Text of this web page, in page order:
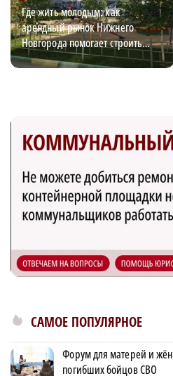
Где жить молодым: как
арендный рынок Нижнего
Новгорода помогает строить
карьеру
САМОЕ ПОПУЛЯРНОЕ
Форум для матерей и жён
погибших бойцов СВО